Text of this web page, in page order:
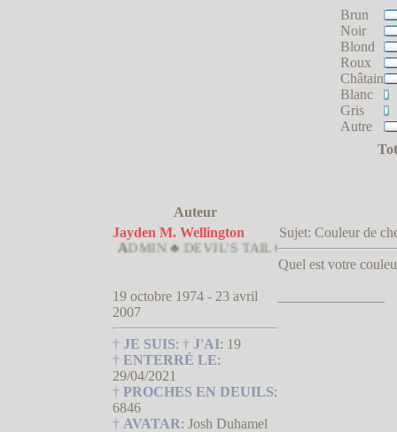
Brun
Noir
Blond
Roux
Châtain
Blanc
Gris
Autre
Auteur
Jayden M. Wellington
DMIN ♣ DEVIL'S TAIL OWNER
19 octobre 1974 - 23 avril
2007
† JE SUIS: † J'AI: 19
† ENTERRÉ LE:
29/04/2021
† PROCHES EN DEUILS:
6846
† AVATAR: Josh Duhamel
Sujet: Couleur de
Quel est votre